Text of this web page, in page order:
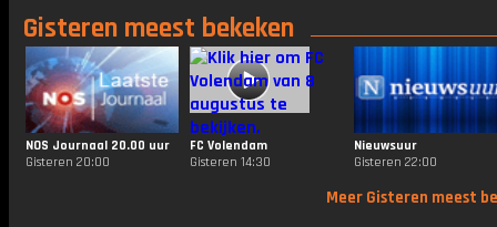
Gisteren meest bekeken
NOS Journaal 20.00 uur
Gisteren 20:00
FC Volendam
Gisteren 14:30
Nieuwsuur
Gisteren 22:00
Meer Gisteren meest